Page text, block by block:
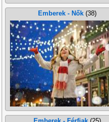
Emberek - Nők (38)